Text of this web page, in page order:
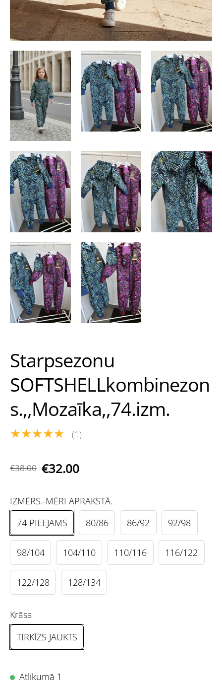
Starpsezonu
SOFTSHELLkombinezon
s.,,Mozaīka,,74.izm.
★★★★★ (1)
€38.00 €32.00
IZMĒRS.-MĒRI APRAKSTĀ.
74 PIEEJAMS
80/86 86/92 92/98
98/104 104/110 110/116 116/122
122/128 128/134
Krāsa
TIRKĪZS JAUKTS
Atlikumā 1